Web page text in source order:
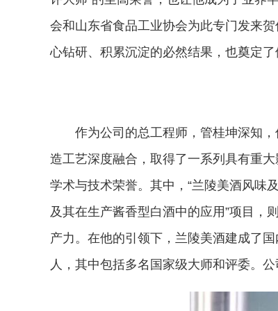
会和山东省食品工业协会为此专门发来
心钻研、积累沉淀的必然结果，也奠定
作为公司的总工程师，管桂坤深知
造工艺深度融合，取得了一系列具有重
学术与技术荣誉。其中，“兰陵美酒风味
及其在生产酱香型白酒中的应用”项目，
产力。在他的引领下，兰陵美酒建成了
人，其中包括多名国家级大师和评委。